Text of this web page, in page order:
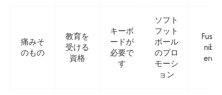
痛みそ
のもの
教育を
受ける
資格
キーボ
ードが
必要で
す
ソフト
フット
ボール
のプロ
モーシ
ョン
Fusce
nibh
eros